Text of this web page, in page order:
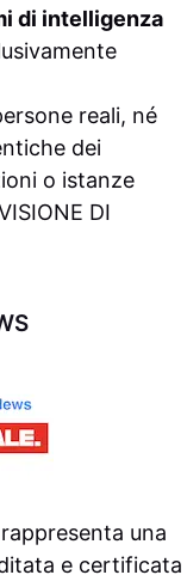
di intelligenza
reali, né
dei
o istanze
DI
una
e certificata